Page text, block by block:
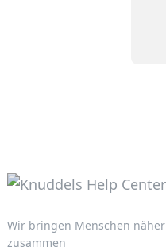
Wir bringen Menschen näher
zusammen